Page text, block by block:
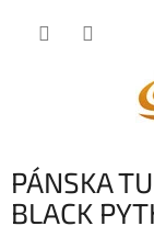
PÁNSKA
BLACK